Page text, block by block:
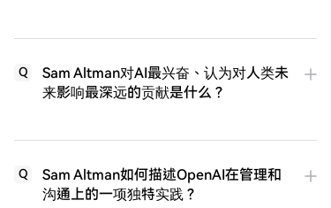
Q
Sam Altman对AI最兴奋、认为对人类未
来影响最深远的贡献是什么？
Q
Sam Altman如何描述OpenAI在管理和
沟通上的一项独特实践？